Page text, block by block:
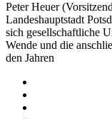
Peter Heuer
Landeshauptstadt
sich gesellschaftliche
Wende und die
den Jahren